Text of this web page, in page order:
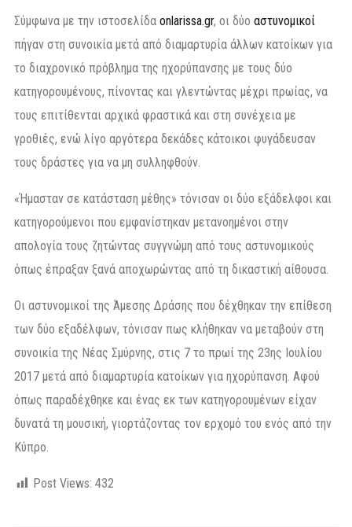
Σύμφωνα με την ιστοσελίδα onlarissa.gr, oι δύο αστυνομικοί
πήγαν στη συνοικία μετά από διαμαρτυρία άλλων κατοίκων για
το διαχρονικό πρόβλημα της ηχορύπανσης με τους δύο
κατηγορουμένους, πίνοντας και γλεντώντας μέχρι πρωίας, να
τους επιτίθενται αρχικά φραστικά και στη συνέχεια με
γροθιές, ενώ λίγο αργότερα δεκάδες κάτοικοι φυγάδευσαν
τους δράστες για να μη συλληφθούν.
«Ήμασταν σε κατάσταση μέθης» τόνισαν οι δύο εξάδελφοι και
κατηγορούμενοι που εμφανίστηκαν μετανοημένοι στην
απολογία τους ζητώντας συγγνώμη από τους αστυνομικούς
όπως έπραξαν ξανά αποχωρώντας από τη δικαστική αίθουσα.
Οι αστυνομικοί της Άμεσης Δράσης που δέχθηκαν την επίθεση
των δύο εξαδέλφων, τόνισαν πως κλήθηκαν να μεταβούν στη
συνοικία της Νέας Σμύρνης, στις 7 το πρωί της 23ης Ιουλίου
2017 μετά από διαμαρτυρία κατοίκων για ηχορύπανση. Αφού
όπως παραδέχθηκε και ένας εκ των κατηγορουμένων είχαν
δυνατά τη μουσική, γιορτάζοντας τον ερχομό του ενός από την
Κύπρο.
Post Views: 432